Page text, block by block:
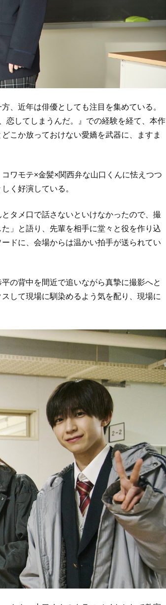
、近年は俳優としても注目を集めている。
恋してしまうんだ。』での経験を経て、本作
こか放っておけない愛嬌を武器に、ますま
ワモテ×金髪×関西弁な山口くんに怯えつつ
く好演している。
タメ口で話さないといけなかったので、撮
」と語り、先輩を相手に堂々と役を作り込
ドに、会場からは温かい拍手が送られてい
の背中を間近で追いながら真摯に撮影へと
して現場に馴染めるよう気を配り、現場に